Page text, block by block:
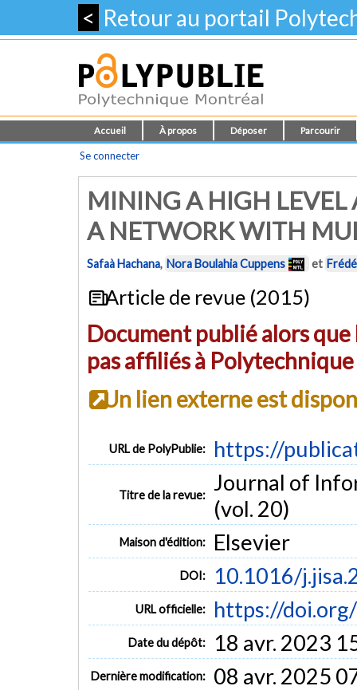
< Retour au portail
Accueil À propos Déposer Parcourir
Se connecter
MINING A HIGH LEVEL
A NETWORK WITH
Safaà Hachana, Nora Boulahia Cuppens et
Article de revue (2015)
Document publié alors
pas affiliés à
Un lien externe est
URL de PolyPublie: https://
Titre de la revue: Journal of
(vol. 20)
Maison d'édition: Elsevier
DOI: 10.1016/
URL officielle: https://
Date du dépôt: 18 avr. 2023
Dernière modification: 08 avr. 2025